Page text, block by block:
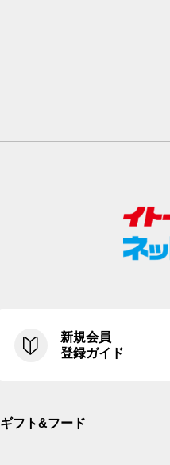
新規会員
登録ガイド
ギフト&フード